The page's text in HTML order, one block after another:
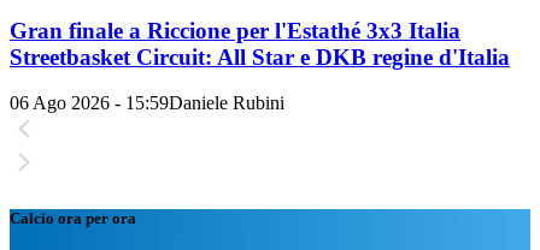
Gran finale a Riccione per l'Estathé 3x3 Italia
Streetbasket Circuit: All Star e DKB regine d'Italia
06 Ago 2026 - 15:59Daniele Rubini
Calcio ora per ora